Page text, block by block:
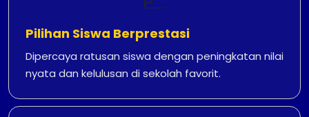
Pilihan Siswa Berprestasi
Dipercaya ratusan siswa dengan peningkatan nilai
nyata dan kelulusan di sekolah favorit.